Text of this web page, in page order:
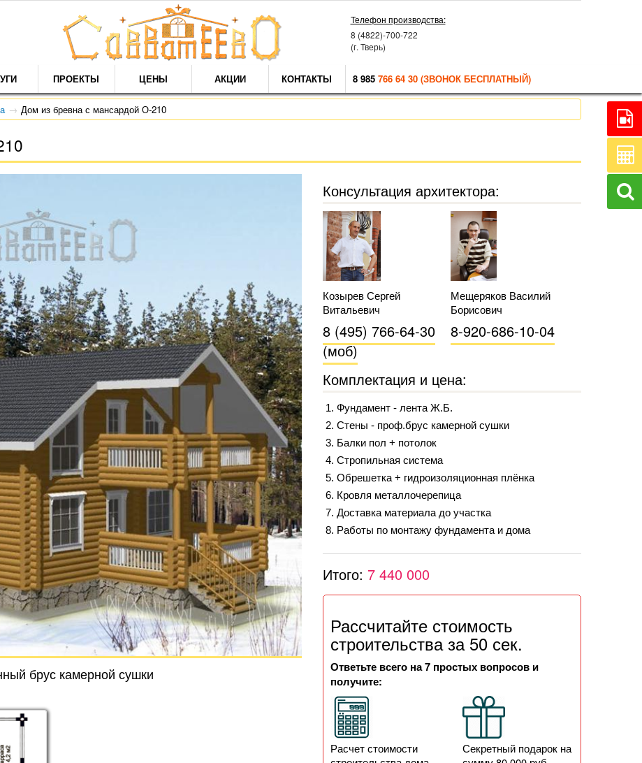
Телефон производства:
8 (4822)-700-722
(г. Тверь)
ПРОЕКТЫ ЦЕНЫ АКЦИИ КОНТАКТЫ 8 985 766 64 30 (ЗВОНОК БЕСПЛАТНЫЙ)
Дом из бревна с мансардой О-210
брус камерной сушки
Консультация архитектора:
Козырев Сергей
Витальевич
8 (495) 766-64-30
(моб)
Мещеряков Василий
Борисович
8-920-686-10-04
Комплектация и цена:
Фундамент - лента Ж.Б.
Стены - проф.брус камерной сушки
Балки пол + потолок
Стропильная система
Обрешетка + гидроизоляционная плёнка
Кровля металлочерепица
Доставка материала до участка
Работы по монтажу фундамента и дома
Итого: 7 440 000
Рассчитайте стоимость
строительства за 50 сек.
Ответьте всего на 7 простых вопросов и
получите:
Расчет стоимости
Секретный подарок на